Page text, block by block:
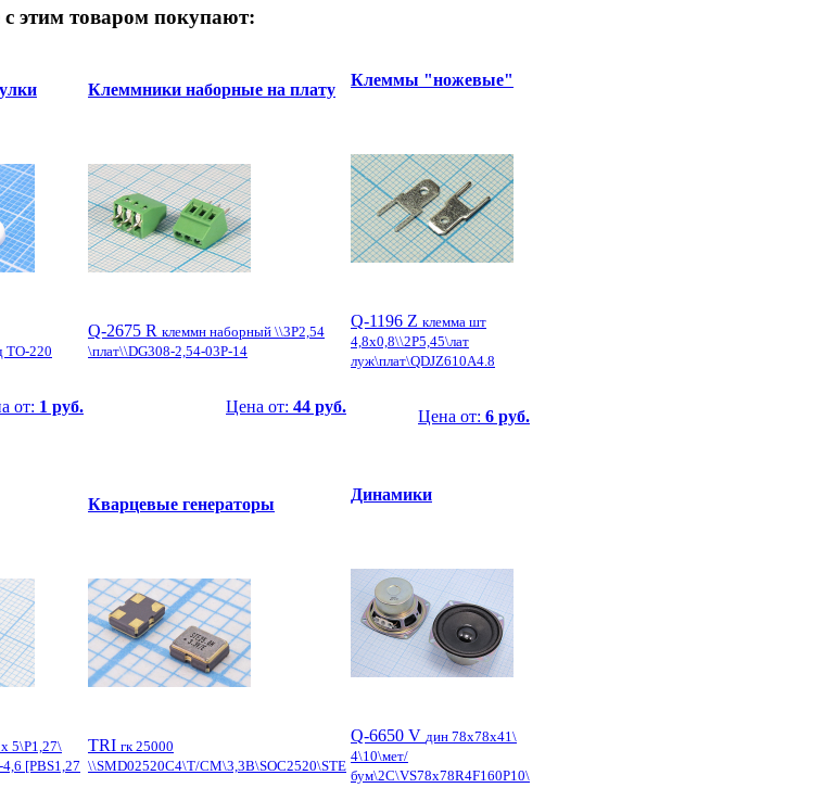
с этим товаром покупают:
TO-220
от: 1 руб.
Клеммники наборные на плату
Q-2675 R клеммн наборный \\3P2,54
\плат\\DG308-2,54-03P-14
Цена от: 44 руб.
Клеммы "ножевые"
Q-1196 Z клемма шт
4,8x0,8\\2P5,45\лат
луж\плат\QDJZ610A4.8
Цена от: 6 руб.
5\P1,27\
[PBS1,27
Кварцевые генераторы
TRI гк 25000
\\SMD02520C4\T/CM\3,3В\SOC2520\STE
Динамики
Q-6650 V дин 78x78x41\
4\10\мет/
бум\2C\VS78x78R4F160P10\